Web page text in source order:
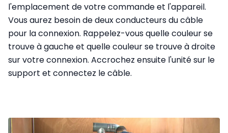
l'emplacement de votre commande et l'appareil.
Vous aurez besoin de deux conducteurs du câble
pour la connexion. Rappelez-vous quelle couleur se
trouve à gauche et quelle couleur se trouve à droite
sur votre connexion. Accrochez ensuite l'unité sur le
support et connectez le câble.